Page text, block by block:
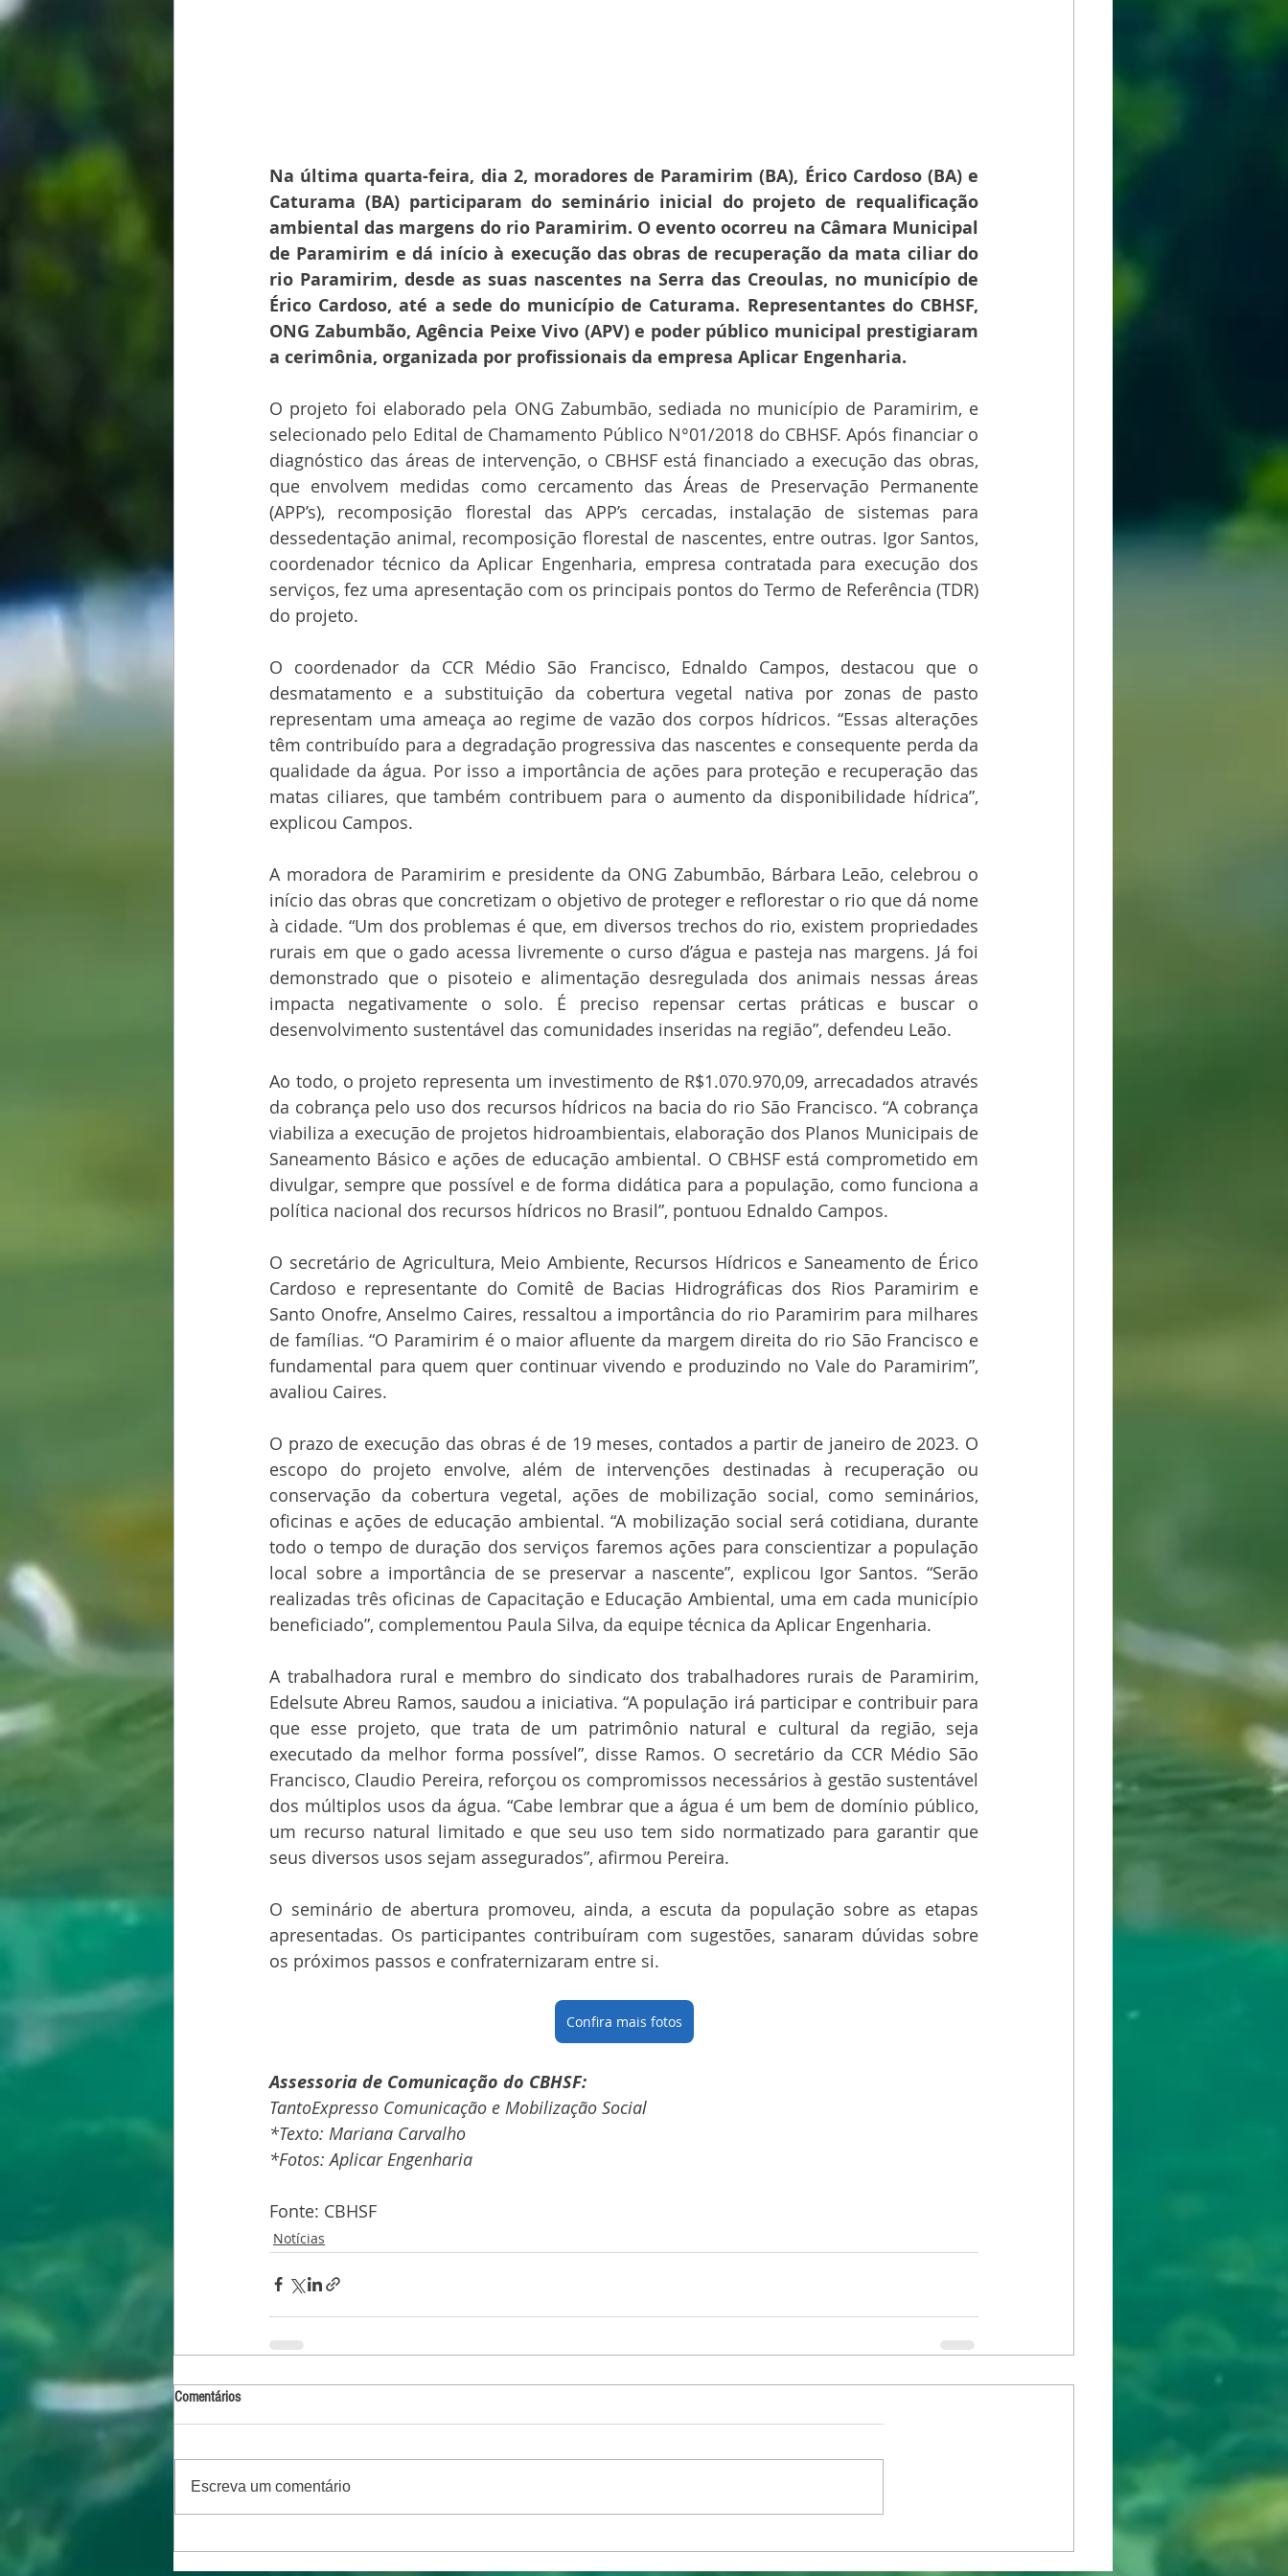
Na última quarta-feira, dia 2, moradores de Paramirim (BA), Érico Cardoso (BA) e
Caturama (BA) participaram do seminário inicial do projeto de requalificação
ambiental das margens do rio Paramirim. O evento ocorreu na Câmara Municipal
de Paramirim e dá início à execução das obras de recuperação da mata ciliar do
rio Paramirim, desde as suas nascentes na Serra das Creoulas, no município de
Érico Cardoso, até a sede do município de Caturama. Representantes do CBHSF,
ONG Zabumbão, Agência Peixe Vivo (APV) e poder público municipal prestigiaram
a cerimônia, organizada por profissionais da empresa Aplicar Engenharia.
O projeto foi elaborado pela ONG Zabumbão, sediada no município de Paramirim, e
selecionado pelo Edital de Chamamento Público N°01/2018 do CBHSF. Após financiar o
diagnóstico das áreas de intervenção, o CBHSF está financiado a execução das obras,
que envolvem medidas como cercamento das Áreas de Preservação Permanente
(APP’s), recomposição florestal das APP’s cercadas, instalação de sistemas para
dessedentação animal, recomposição florestal de nascentes, entre outras. Igor Santos,
coordenador técnico da Aplicar Engenharia, empresa contratada para execução dos
serviços, fez uma apresentação com os principais pontos do Termo de Referência (TDR)
do projeto.
O coordenador da CCR Médio São Francisco, Ednaldo Campos, destacou que o
desmatamento e a substituição da cobertura vegetal nativa por zonas de pasto
representam uma ameaça ao regime de vazão dos corpos hídricos. “Essas alterações
têm contribuído para a degradação progressiva das nascentes e consequente perda da
qualidade da água. Por isso a importância de ações para proteção e recuperação das
matas ciliares, que também contribuem para o aumento da disponibilidade hídrica”,
explicou Campos.
A moradora de Paramirim e presidente da ONG Zabumbão, Bárbara Leão, celebrou o
início das obras que concretizam o objetivo de proteger e reflorestar o rio que dá nome
à cidade. “Um dos problemas é que, em diversos trechos do rio, existem propriedades
rurais em que o gado acessa livremente o curso d’água e pasteja nas margens. Já foi
demonstrado que o pisoteio e alimentação desregulada dos animais nessas áreas
impacta negativamente o solo. É preciso repensar certas práticas e buscar o
desenvolvimento sustentável das comunidades inseridas na região”, defendeu Leão.
Ao todo, o projeto representa um investimento de R$1.070.970,09, arrecadados através
da cobrança pelo uso dos recursos hídricos na bacia do rio São Francisco. “A cobrança
viabiliza a execução de projetos hidroambientais, elaboração dos Planos Municipais de
Saneamento Básico e ações de educação ambiental. O CBHSF está comprometido em
divulgar, sempre que possível e de forma didática para a população, como funciona a
política nacional dos recursos hídricos no Brasil”, pontuou Ednaldo Campos.
O secretário de Agricultura, Meio Ambiente, Recursos Hídricos e Saneamento de Érico
Cardoso e representante do Comitê de Bacias Hidrográficas dos Rios Paramirim e
Santo Onofre, Anselmo Caires, ressaltou a importância do rio Paramirim para milhares
de famílias. “O Paramirim é o maior afluente da margem direita do rio São Francisco e
fundamental para quem quer continuar vivendo e produzindo no Vale do Paramirim”,
avaliou Caires.
O prazo de execução das obras é de 19 meses, contados a partir de janeiro de 2023. O
escopo do projeto envolve, além de intervenções destinadas à recuperação ou
conservação da cobertura vegetal, ações de mobilização social, como seminários,
oficinas e ações de educação ambiental. “A mobilização social será cotidiana, durante
todo o tempo de duração dos serviços faremos ações para conscientizar a população
local sobre a importância de se preservar a nascente”, explicou Igor Santos. “Serão
realizadas três oficinas de Capacitação e Educação Ambiental, uma em cada município
beneficiado”, complementou Paula Silva, da equipe técnica da Aplicar Engenharia.
A trabalhadora rural e membro do sindicato dos trabalhadores rurais de Paramirim,
Edelsute Abreu Ramos, saudou a iniciativa. “A população irá participar e contribuir para
que esse projeto, que trata de um patrimônio natural e cultural da região, seja
executado da melhor forma possível”, disse Ramos. O secretário da CCR Médio São
Francisco, Claudio Pereira, reforçou os compromissos necessários à gestão sustentável
dos múltiplos usos da água. “Cabe lembrar que a água é um bem de domínio público,
um recurso natural limitado e que seu uso tem sido normatizado para garantir que
seus diversos usos sejam assegurados”, afirmou Pereira.
O seminário de abertura promoveu, ainda, a escuta da população sobre as etapas
apresentadas. Os participantes contribuíram com sugestões, sanaram dúvidas sobre
os próximos passos e confraternizaram entre si.
Confira mais fotos
Assessoria de Comunicação do CBHSF:
TantoExpresso Comunicação e Mobilização Social
*Texto: Mariana Carvalho
*Fotos: Aplicar Engenharia
Fonte: CBHSF
Notícias
Comentários
Escreva um comentário